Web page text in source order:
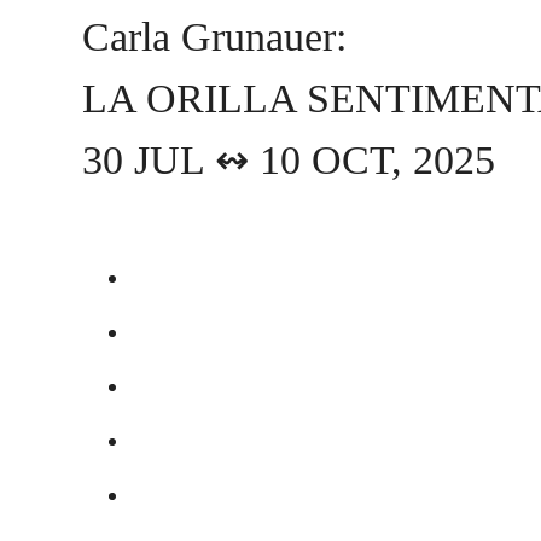
Carla Grunauer:
LA ORILLA
30 JUL ↭ 10 OCT, 2025